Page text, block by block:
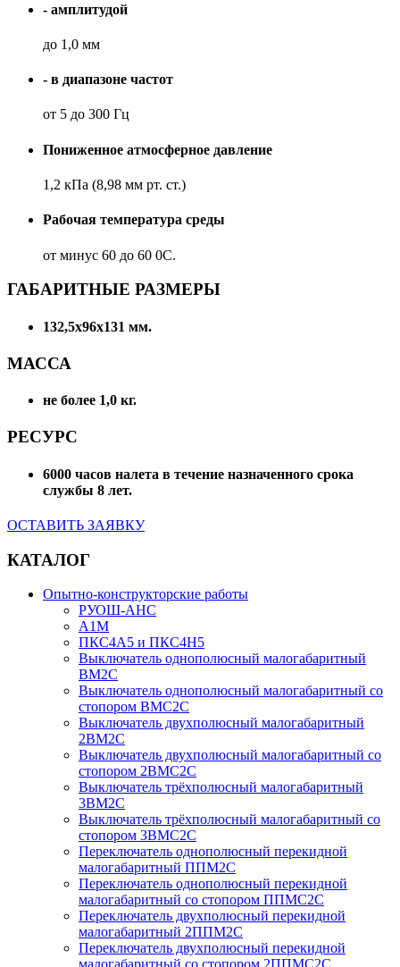
- амплитудой
до 1,0 мм
- в диапазоне частот
от 5 до 300 Гц
Пониженное атмосферное давление
1,2 кПа (8,98 мм рт. ст.)
Рабочая температура среды
от минус 60 до 60 0С.
ГАБАРИТНЫЕ РАЗМЕРЫ
132,5х96х131 мм.
МАССА
не более 1,0 кг.
РЕСУРС
6000 часов налета в течение назначенного срока
службы 8 лет.
ОСТАВИТЬ ЗАЯВКУ
КАТАЛОГ
Опытно-конструкторские работы
РУОШ-АНС
А1М
ПКС4А5 и ПКС4Н5
Выключатель однополюсный малогабаритный
ВМ2С
Выключатель однополюсный малогабаритный со
стопором ВМС2С
Выключатель двухполюсный малогабаритный
2ВМ2С
Выключатель двухполюсный малогабаритный со
стопором 2ВМС2С
Выключатель трёхполюсный малогабаритный
3ВМ2С
Выключатель трёхполюсный малогабаритный со
стопором 3ВМС2С
Переключатель однополюсный перекидной
малогабаритный ППМ2С
Переключатель однополюсный перекидной
малогабаритный со стопором ППМС2С
Переключатель двухполюсный перекидной
малогабаритный 2ППМ2С
Переключатель двухполюсный перекидной